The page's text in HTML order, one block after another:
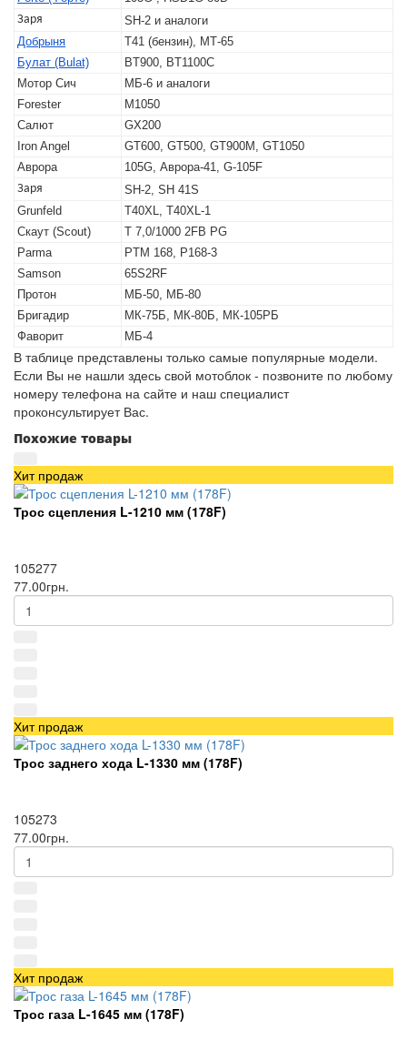
Заря
SH-2 и аналоги
Добрыня
Т41 (бензин), МТ-65
Булат (Bulat)
BT900, BT1100C
Мотор Сич
МБ-6 и аналоги
Forester
M1050
Салют
GX200
Iron Angel
GT600, GT500, GT900M, GT1050
Аврора
105G, Аврора-41, G-105F
Заря
SH-2, SH 41S
Grunfeld
T40XL, T40XL-1
Скаут (Scout)
T 7,0/1000 2FB PG
Parma
PTM 168, P168-3
Samson
65S2RF
Протон
МБ-50, МБ-80
Бригадир
МК-75Б, МК-80Б, МК-105РБ
Фаворит
МБ-4
В таблице представлены только самые популярные модели.
Если Вы не нашли здесь свой мотоблок - позвоните по любому
номеру телефона на сайте и наш специалист
проконсультирует Вас.
Похожие товары
Хит продаж
Трос сцепления L-1210 мм (178F)
105277
77.00грн.
Хит продаж
Трос заднего хода L-1330 мм (178F)
105273
77.00грн.
Хит продаж
Трос газа L-1645 мм (178F)